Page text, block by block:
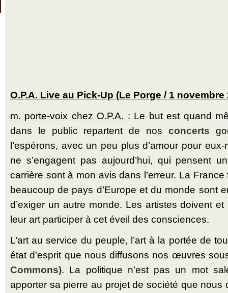
O.P.A. Live au Pick-Up (Le Porge / 1 novembre
m. porte-voix chez O.P.A. : Le but est quand
dans le public repartent de nos concerts
l’espérons, avec un peu plus d’amour pour
ne s’engagent pas aujourd’hui, qui pensent
carrière sont à mon avis dans l’erreur. La
beaucoup de pays d’Europe et du monde sont
d’exiger un autre monde. Les artistes doivent
leur art participer à cet éveil des consciences.
L’art au service du peuple, l’art à la portée de
état d’esprit que nous diffusons nos œuvres
Commons). La politique n’est pas un mot
apporter sa pierre au projet de société que nous